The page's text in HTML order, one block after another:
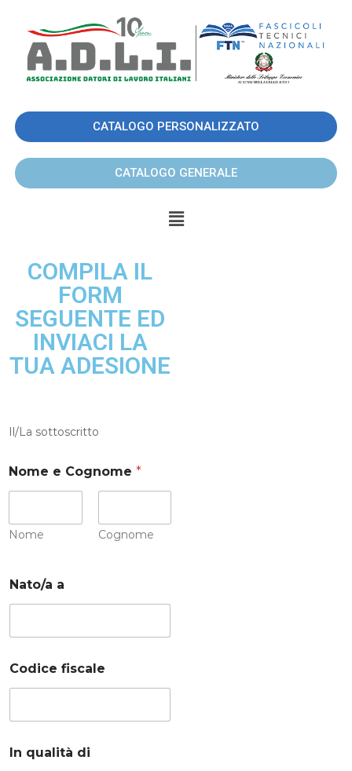
CATALOGO PERSONALIZZATO
CATALOGO GENERALE
COMPILA IL
FORM
SEGUENTE ED
INVIACI LA
TUA ADESIONE
Il/La sottoscritto
Nome e Cognome *
Nome Cognome
Nato/a a
Codice fiscale
In qualità di